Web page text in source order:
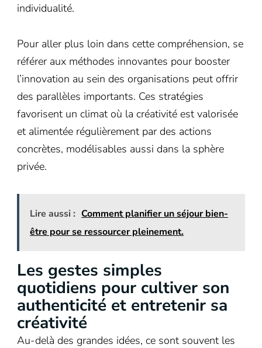
individualité.
Pour aller plus loin dans cette compréhension, se
référer aux méthodes innovantes pour booster
l’innovation au sein des organisations peut offrir
des parallèles importants. Ces stratégies
favorisent un climat où la créativité est valorisée
et alimentée régulièrement par des actions
concrètes, modélisables aussi dans la sphère
privée.
Lire aussi : Comment planifier un séjour bien-
être pour se ressourcer pleinement.
Les gestes simples
quotidiens pour cultiver son
authenticité et entretenir sa
créativité
Au-delà des grandes idées, ce sont souvent les